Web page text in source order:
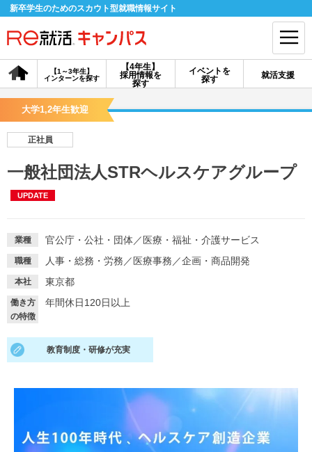
新卒学生のためのスカウト型就職情報サイト
【4年生】
採用情報を
探す
【1～3年生】
インターンを探す
イベントを
探す
就活支援
会員登録 ログイン
探す
【4年生】
イベントを探す スカウト お知らせ
就活ノウハウ・サポート
就活支援
就活ノウハウが満載！
適職診断 就活チャンネル
動画で対策講座をチェック
就活ニュースペーパー よくある質問
大学1,2年生歓迎
正社員
一般社団法人STRヘルスケアグループ
UPDATE
業種 官公庁・公社・団体／ 医療・福祉・介護サービス
職種 人事・総務・労務 ／ 医療事務 ／企画・商品開発
本社 東京都
働き方
の特徴
年間休日120日以上
教育制度・研修が充実